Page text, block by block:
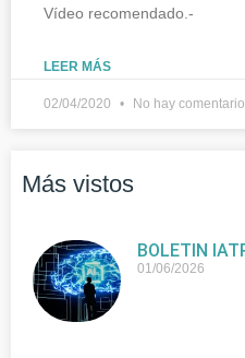
Vídeo recomendado.-
LEER MÁS
02/04/2020 No hay
Más vistos
BOLETIN
01/06/2026